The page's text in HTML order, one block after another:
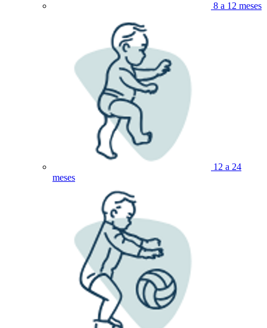
8 a 12 meses
12 a 24
meses